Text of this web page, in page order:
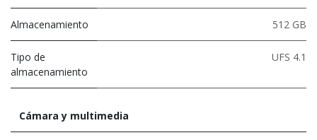
Almacenamiento 512 GB
Tipo de
almacenamiento
UFS 4.1
Cámara y multimedia